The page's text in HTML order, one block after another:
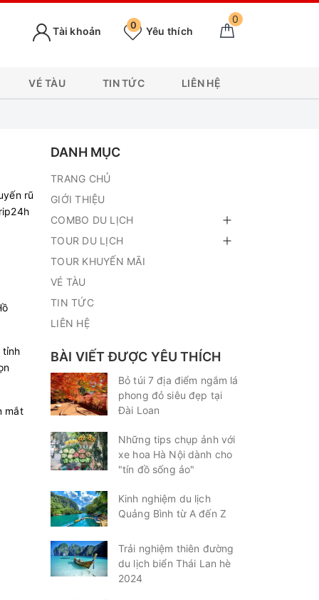
0
Yêu thích
0
Tài khoản
VÉ TÀU TIN TỨC LIÊN HỆ
rũ
tỉnh
mắt
DANH MỤC
TRANG CHỦ
GIỚI THIỆU
COMBO DU LỊCH
TOUR DU LỊCH
TOUR KHUYẾN MÃI
VÉ TÀU
TIN TỨC
LIÊN HỆ
BÀI VIẾT ĐƯỢC YÊU THÍCH
Bỏ túi 7 địa điểm ngắm lá
phong đỏ siêu đẹp tại
Đài Loan
Những tips chụp ảnh với
xe hoa Hà Nội dành cho
"tín đồ sống ảo"
Kinh nghiệm du lịch
Quảng Bình từ A đến Z
Trải nghiệm thiên đường
du lịch biển Thái Lan hè
2024